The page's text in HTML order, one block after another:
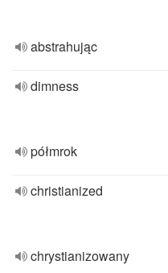
abstrahując
dimness
półmrok
christianized
chrystianizowany